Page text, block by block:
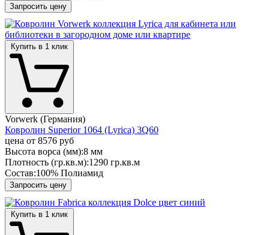
Запросить цену
Купить в 1 клик
Vorwerk (Германия)
Ковролин Superior 1064 (Lyrica) 3Q60
цена от 8576 руб
Высота ворса (мм):8 мм
Плотность (гр.кв.м):1290 гр.кв.м
Состав:100% Полиамид
Запросить цену
Купить в 1 клик